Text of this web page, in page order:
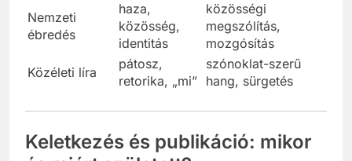
Nemzeti
ébredés
haza,
közösség,
identitás
közösségi
megszólítás,
mozgósítás
Közéleti líra
pátosz,
retorika, „mi”
szónoklat-szerű
hang, sürgetés
Keletkezés és publikáció: mikor